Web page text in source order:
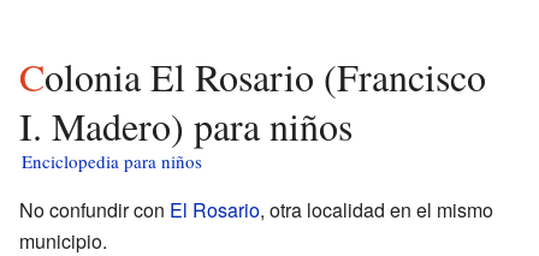
Colonia El Rosario (Francisco
I. Madero) para niños
Enciclopedia para niños
No confundir con El Rosario, otra localidad en el mismo
municipio.